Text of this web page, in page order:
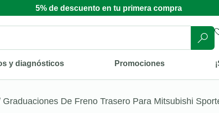
5% de descuento en tu primera compra
y diagnósticos Promociones
Graduaciones De Freno Trasero Para Mitsubishi